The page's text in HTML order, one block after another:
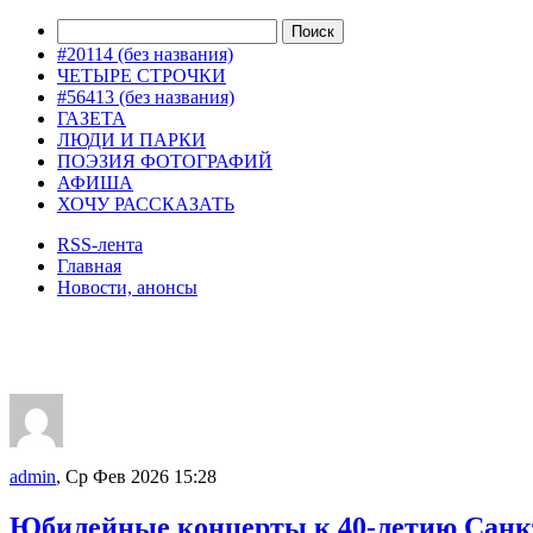
#20114 (без названия)
ЧЕТЫРЕ СТРОЧКИ
#56413 (без названия)
ГАЗЕТА
ЛЮДИ И ПАРКИ
ПОЭЗИЯ ФОТОГРАФИЙ
АФИША
ХОЧУ РАССКАЗАТЬ
RSS-лента
Главная
Новости, анонсы
admin, Ср Фев 2026 15:28
Юбилейные концерты к 40-летию